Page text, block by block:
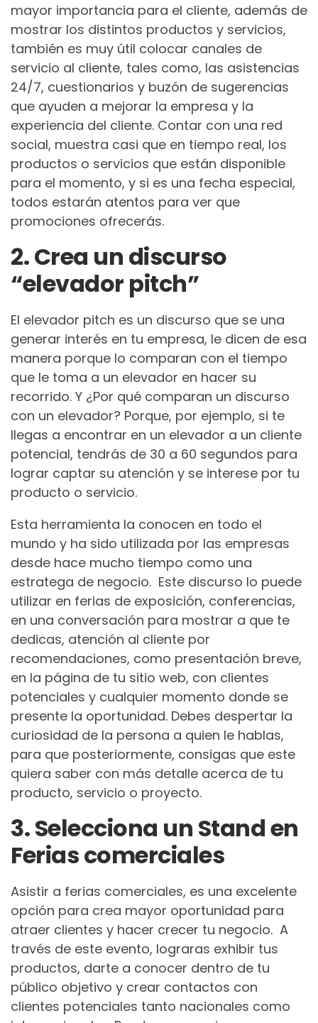
mayor importancia para el cliente, además de
mostrar los distintos productos y servicios,
también es muy útil colocar canales de
servicio al cliente, tales como, las asistencias
24/7, cuestionarios y buzón de sugerencias
que ayuden a mejorar la empresa y la
experiencia del cliente. Contar con una red
social, muestra casi que en tiempo real, los
productos o servicios que están disponible
para el momento, y si es una fecha especial,
todos estarán atentos para ver que
promociones ofrecerás.
2. Crea un discurso
“elevador pitch”
El elevador pitch es un discurso que se una
generar interés en tu empresa, le dicen de esa
manera porque lo comparan con el tiempo
que le toma a un elevador en hacer su
recorrido. Y ¿Por qué comparan un discurso
con un elevador? Porque, por ejemplo, si te
llegas a encontrar en un elevador a un cliente
potencial, tendrás de 30 a 60 segundos para
lograr captar su atención y se interese por tu
producto o servicio.
Esta herramienta la conocen en todo el
mundo y ha sido utilizada por las empresas
desde hace mucho tiempo como una
estratega de negocio. Este discurso lo puede
utilizar en ferias de exposición, conferencias,
en una conversación para mostrar a que te
dedicas, atención al cliente por
recomendaciones, como presentación breve,
en la página de tu sitio web, con clientes
potenciales y cualquier momento donde se
presente la oportunidad. Debes despertar la
curiosidad de la persona a quien le hablas,
para que posteriormente, consigas que este
quiera saber con más detalle acerca de tu
producto, servicio o proyecto.
3. Selecciona un Stand en
Ferias comerciales
Asistir a ferias comerciales, es una excelente
opción para crea mayor oportunidad para
atraer clientes y hacer crecer tu negocio. A
través de este evento, lograras exhibir tus
productos, darte a conocer dentro de tu
público objetivo y crear contactos con
clientes potenciales tanto nacionales como